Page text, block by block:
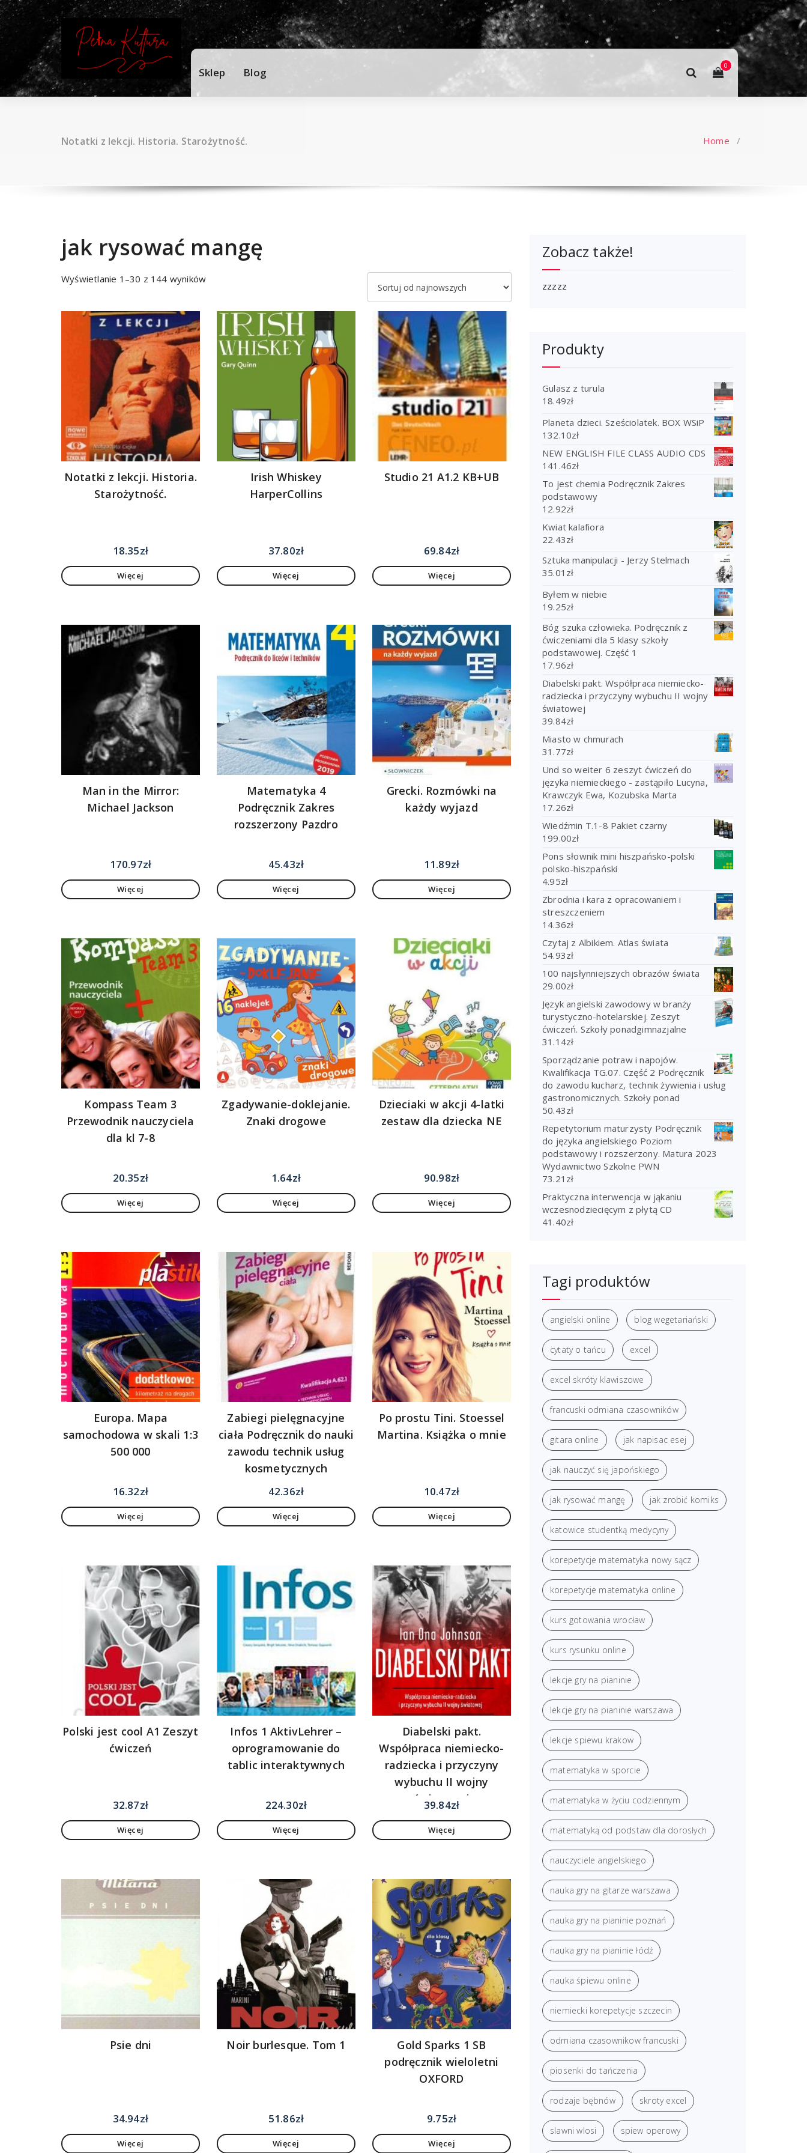
Skip
to
content
Sklep Blog
0
Notatki z lekcji. Historia. Starożytność. Home /
jak rysować mangę
Wyświetlanie 1–30 z 144 wynikówSorted
Notatki z lekcji. Historia.
Starożytność.
18.35zł
Więcej
Irish Whiskey
HarperCollins
37.80zł
Więcej
Studio 21 A1.2 KB+UB
69.84zł
Więcej
Man in the Mirror:
Michael Jackson
170.97zł
Więcej
Matematyka 4
Podręcznik Zakres
rozszerzony Pazdro
45.43zł
Więcej
Grecki. Rozmówki na
każdy wyjazd
11.89zł
Więcej
Kompass Team 3
Przewodnik nauczyciela
dla kl 7-8
20.35zł
Więcej
Zgadywanie-doklejanie.
Znaki drogowe
1.64zł
Więcej
Dzieciaki w akcji 4-latki
zestaw dla dziecka NE
90.98zł
Więcej
Europa. Mapa
samochodowa w skali 1:3
500 000
16.32zł
Więcej
Zabiegi pielęgnacyjne
ciała Podręcznik do nauki
zawodu technik usług
kosmetycznych
42.36zł
Więcej
Po prostu Tini. Stoessel
Martina. Książka o mnie
10.47zł
Więcej
Polski jest cool A1 Zeszyt
ćwiczeń
32.87zł
Więcej
Infos 1 AktivLehrer –
oprogramowanie do
tablic interaktywnych
224.30zł
Więcej
Diabelski pakt.
Współpraca niemiecko-
radziecka i przyczyny
wybuchu II wojny
światowej
39.84zł
Więcej
Psie dni
34.94zł
Więcej
Noir burlesque. Tom 1
51.86zł
Więcej
Gold Sparks 1 SB
podręcznik wieloletni
OXFORD
9.75zł
Więcej
Zobacz także!
zzzzz
Produkty
Gulasz z turula
18.49zł
Planeta dzieci. Sześciolatek. BOX WSiP
132.10zł
NEW ENGLISH FILE CLASS AUDIO CDS
141.46zł
To jest chemia Podręcznik Zakres
podstawowy
12.92zł
Kwiat kalafiora
22.43zł
Sztuka manipulacji - Jerzy Stelmach
35.01 zł
Byłem w niebie
19.25zł
Bóg szuka człowieka. Podręcznik z
ćwiczeniami dla 5 klasy szkoły
podstawowej. Część 1
17.96zł
Diabelski pakt. Współpraca niemiecko-
radziecka i przyczyny wybuchu II wojny
światowej
39.84zł
Miasto w chmurach
31.77zł
Und so weiter 6 zeszyt ćwiczeń do
języka niemieckiego - zastąpiło Lucyna,
Krawczyk Ewa, Kozubska Marta
17.26zł
Wiedźmin T.1-8 Pakiet czarny
199.00zł
Pons słownik mini hiszpańsko-polski
polsko-hiszpański
4.95zł
Zbrodnia i kara z opracowaniem i
streszczeniem
14.36zł
Czytaj z Albikiem. Atlas świata
54.93zł
100 najsłynniejszych obrazów świata
29.00zł
Język angielski zawodowy w branży
turystyczno-hotelarskiej. Zeszyt
ćwiczeń. Szkoły ponadgimnazjalne
31.14zł
Sporządzanie potraw i napojów.
Kwalifikacja TG.07. Część 2 Podręcznik
do zawodu kucharz, technik żywienia i usług
gastronomicznych. Szkoły ponad
50.43zł
Repetytorium maturzysty Podręcznik
do języka angielskiego Poziom
podstawowy i rozszerzony. Matura 2023
Wydawnictwo Szkolne PWN
73.21 zł
Praktyczna interwencja w jąkaniu
wczesnodziecięcym z płytą CD
41.40zł
Tagi produktów
angielski online blog wegetariański
cytaty o tańcu excel
excel skróty klawiszowe
francuski odmiana czasowników
gitara online jak napisac esej
jak nauczyć się japońskiego
jak rysować mangę jak zrobić komiks
katowice studentką medycyny
korepetycje matematyka nowy sącz
korepetycje matematyka online
kurs gotowania wrocław
kurs rysunku online
lekcje gry na pianinie
lekcje gry na pianinie warszawa
lekcje spiewu krakow
matematyka w sporcie
matematyka w życiu codziennym
matematyką od podstaw dla dorosłych
nauczyciele angielskiego
nauka gry na gitarze warszawa
nauka gry na pianinie poznań
nauka gry na pianinie łódź
nauka śpiewu online
niemiecki korepetycje szczecin
odmiana czasownikow francuski
piosenki do tańczenia
rodzaje bębnów skroty excel
slawni wlosi spiew operowy